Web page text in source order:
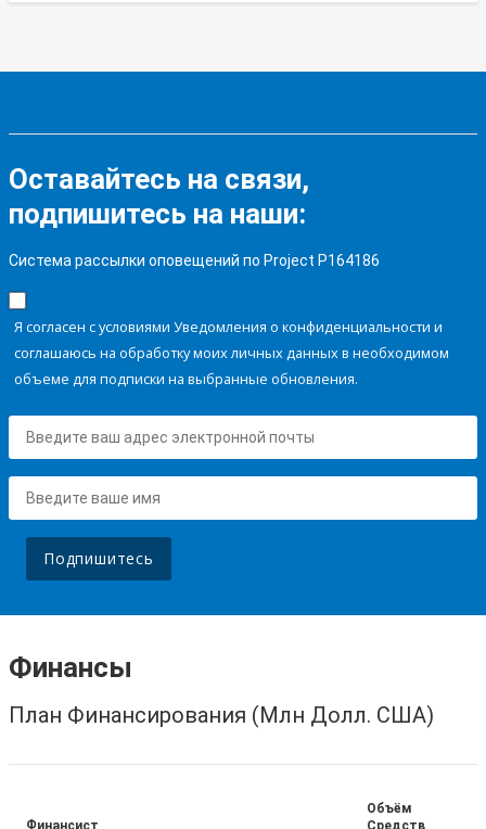
Оставайтесь на связи,
подпишитесь на наши:
Система рассылки оповещений по Project P164186
Я согласен с условиями Уведомления о конфиденциальности и
соглашаюсь на обработку моих личных данных в необходимом
объеме для подписки на выбранные обновления.
Подпишитесь
Финансы
План Финансирования (Млн Долл. США)
Объём